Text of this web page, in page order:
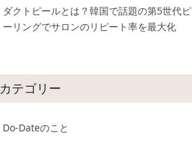
ダクトピールとは？韓国で話題の第5世代ピ
ーリングでサロンのリピート率を最大化
カテゴリー
Do-Dateのこと